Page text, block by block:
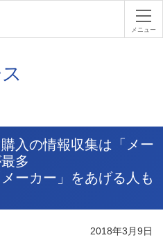
パーク２
メニュー
入の情報収集は「メー
最多
ーカー」をあげる人も
2018年3月9日